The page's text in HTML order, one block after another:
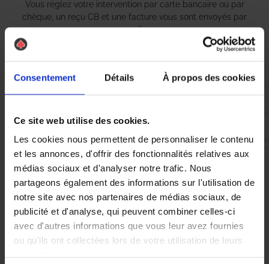
Consentement Détails À propos des cookies
Ce site web utilise des cookies.
Les cookies nous permettent de personnaliser le contenu
et les annonces, d'offrir des fonctionnalités relatives aux
médias sociaux et d'analyser notre trafic. Nous
partageons également des informations sur l'utilisation de
notre site avec nos partenaires de médias sociaux, de
publicité et d'analyse, qui peuvent combiner celles-ci
avec d'autres informations que vous leur avez fournies
ou qu'ils ont collectées lors de votre utilisation de leurs
Vous réglez votre intervention par carte bancaire ou par
chèque, un reçu CB et une facture vous sont envoyés par
mail.
Etape 5 :
Vous recevez une demande d’évaluation de votre expérience
avec l’équipe AS DE PIC.
Nous avons pensé à tout
En tant qu’ Entreprise traitement contre les punaises de lità